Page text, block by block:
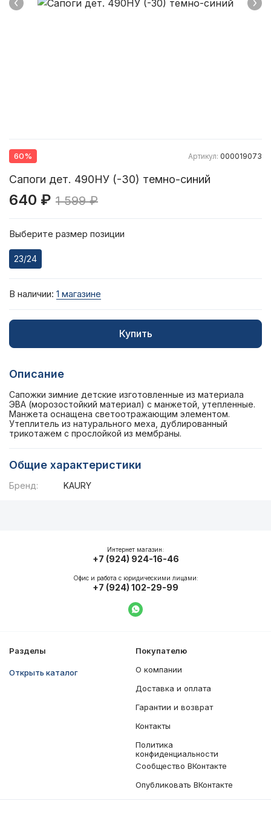
60% Артикул: 000019073
Сапоги дет. 490НУ (-30) темно-синий
640 ₽ 1 599 ₽
Выберите размер позиции
23/24
В наличии: 1 магазине
Купить
Описание
Сапожки зимние детские изготовленные из материала
ЭВА (морозостойкий материал) с манжетой, утепленные.
Манжета оснащена светоотражающим элементом.
Утеплитель из натурального меха, дублированный
трикотажем с прослойкой из мембраны.
Общие характеристики
Бренд: KAURY
Разделы
Открыть каталог
Покупателю
О компании
Доставка и оплата
Гарантии и возврат
Контакты
Политика
конфиденциальности
Сообщество ВКонтакте
Опубликовать ВКонтакте
Интернет магазин:
+7 (924) 924-16-46
Офис и работа с юридическими лицами:
+7 (924) 102-29-99
Написать в WhatsApp